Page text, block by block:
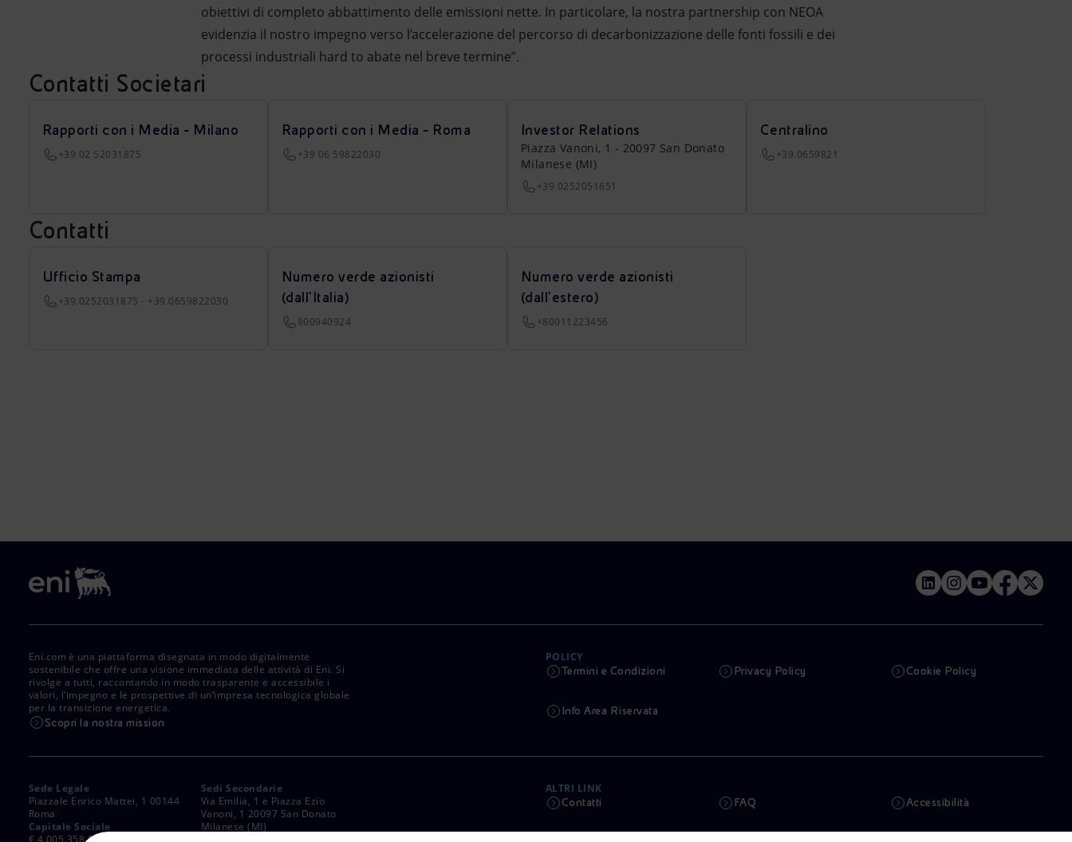
obiettivi di completo abbattimento delle emissioni nette. In particolare, la nostra partnership con NEOA
evidenzia il nostro impegno verso l’accelerazione del percorso di decarbonizzazione delle fonti fossili e dei
processi industriali hard to abate nel breve termine”.
Contatti Societari
Rapporti con i Media - Milano
+39 02 52031875
Rapporti con i Media - Roma
+39 06 59822030
Investor Relations
Piazza Vanoni, 1 - 20097 San Donato
Milanese (MI)
+39 0252051651
Centralino
+39.0659821
Contatti
Ufficio Stampa
+39.0252031875 - +39.0659822030
Numero verde azionisti
(dall’Italia)
800940924
Numero verde azionisti
(dall’estero)
+80011223456
Eni.com è una piattaforma disegnata in modo digitalmente
sostenibile che offre una visione immediata delle attività di Eni. Si
rivolge a tutti, raccontando in modo trasparente e accessibile i
valori, l’impegno e le prospettive di un’impresa tecnologica globale
per la transizione energetica.
Scopri la nostra mission
POLICY
Termini e Condizioni Privacy Policy Cookie Policy
Info Area Riservata
Sede Legale
Piazzale Enrico Mattei, 1 00144
Roma
Capitale Sociale
€ 4.005.358.876,00 i.v.
Sedi Secondarie
Via Emilia, 1 e Piazza Ezio
Vanoni, 1 20097 San Donato
Milanese (MI)
ALTRI LINK
Contatti FAQ Accessibilità